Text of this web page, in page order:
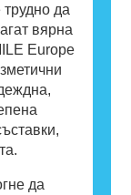
да
вярна
Europe
да